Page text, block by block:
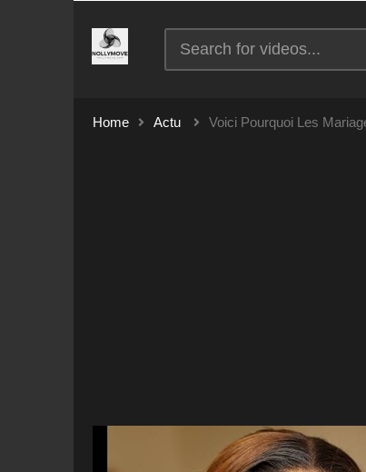
Home Actu Voici Pourquoi Les